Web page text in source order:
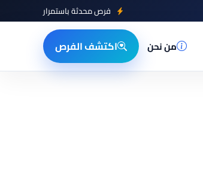
فرص محدثة باستمرار
من نحن اكتشف الفرص